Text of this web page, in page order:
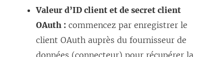
Valeur d’ID client et de secret client
OAuth : commencez par enregistrer le
client OAuth auprès du fournisseur de